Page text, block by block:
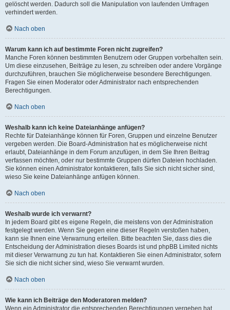
gelöscht werden. Dadurch soll die Manipulation von laufenden Umfragen
verhindert werden.
Nach oben
Warum kann ich auf bestimmte Foren nicht zugreifen?
Manche Foren können bestimmten Benutzern oder Gruppen vorbehalten sein.
Um diese einzusehen, Beiträge zu lesen, zu schreiben oder andere Vorgänge
durchzuführen, brauchen Sie möglicherweise besondere Berechtigungen.
Fragen Sie einen Moderator oder Administrator nach entsprechenden
Berechtigungen.
Nach oben
Weshalb kann ich keine Dateianhänge anfügen?
Rechte für Dateianhänge können für Foren, Gruppen und einzelne Benutzer
vergeben werden. Die Board-Administration hat es möglicherweise nicht
erlaubt, Dateianhänge in dem Forum anzufügen, in dem Sie Ihren Beitrag
verfassen möchten, oder nur bestimmte Gruppen dürfen Dateien hochladen.
Sie können einen Administrator kontaktieren, falls Sie sich nicht sicher sind,
wieso Sie keine Dateianhänge anfügen können.
Nach oben
Weshalb wurde ich verwarnt?
In jedem Board gibt es eigene Regeln, die meistens von der Administration
festgelegt werden. Wenn Sie gegen eine dieser Regeln verstoßen haben,
kann sie Ihnen eine Verwarnung erteilen. Bitte beachten Sie, dass dies die
Entscheidung der Administration dieses Boards ist und phpBB Limited nichts
mit dieser Verwarnung zu tun hat. Kontaktieren Sie einen Administrator, sofern
Sie sich die nicht sicher sind, wieso Sie verwarnt wurden.
Nach oben
Wie kann ich Beiträge den Moderatoren melden?
Wenn ein Administrator die entsprechenden Berechtigungen vergeben hat,